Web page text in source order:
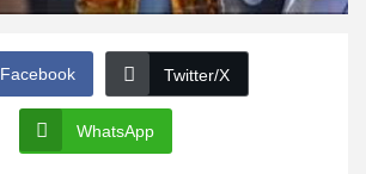
Facebook Twitter/X
WhatsApp